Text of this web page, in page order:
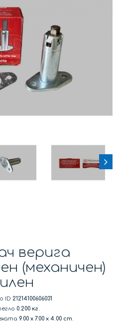
верига
(механичен)
ID 21214100606031
0.200 кг.
9.00 x 7.00 x 4.00 cm.